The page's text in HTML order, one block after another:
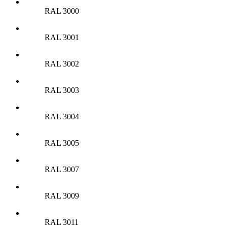
RAL 3000
RAL 3001
RAL 3002
RAL 3003
RAL 3004
RAL 3005
RAL 3007
RAL 3009
RAL 3011